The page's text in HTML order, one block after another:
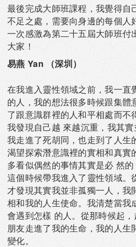
最後完成大師班課程，我覺得自
不足之處，需要向身邊的每個人
一次感激為第二十五屆大師班付
大家！
易燕 Yan （深圳）
在我進入靈性領域之前，我一直
的人，我的想法很多時候跟集體
了跟意識群裡的人和平相處而不
我發現自己越 來越沉重，我其實
我走進了死胡同，也走到了人生
渴望探索潛意識裡的實相和真實
多看似偶然的事情其實是必 然
這個時候帶我進入了靈性領域。
才發現其實我並非孤獨一人，我
相和我的人生使命。我清楚當我
會遇到怎樣 的人。從那時候起
朋友走進了我的生命，我的人生
變化。